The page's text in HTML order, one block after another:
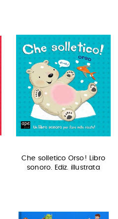
Che solletico Orso! Libro
sonoro. Ediz. illustrata